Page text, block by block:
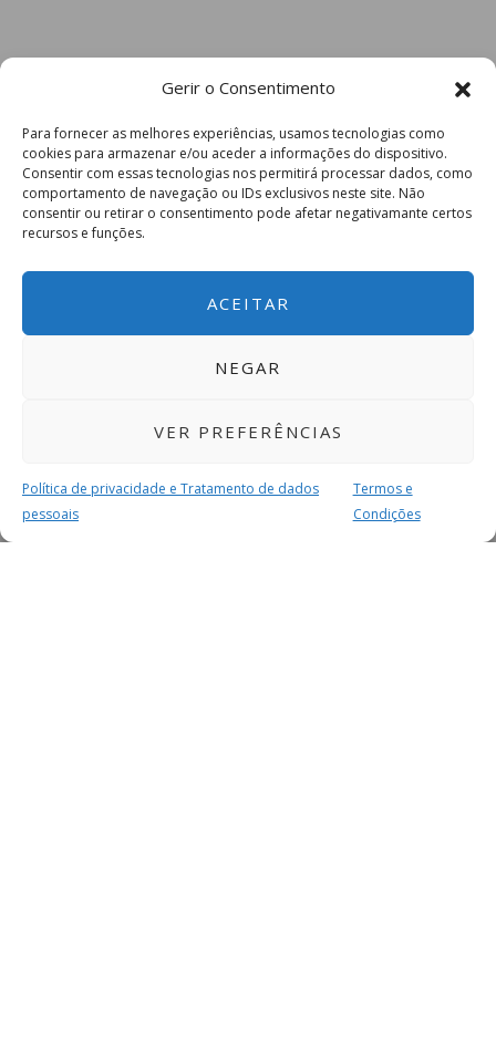
Gerir o Consentimento
Para fornecer as melhores experiências, usamos tecnologias como
cookies para armazenar e/ou aceder a informações do dispositivo.
Consentir com essas tecnologias nos permitirá processar dados, como
comportamento de navegação ou IDs exclusivos neste site. Não
consentir ou retirar o consentimento pode afetar negativamante certos
recursos e funções.
ACEITAR
NEGAR
VER PREFERÊNCIAS
Política de privacidade e Tratamento de dados
pessoais
Termos e
Condições